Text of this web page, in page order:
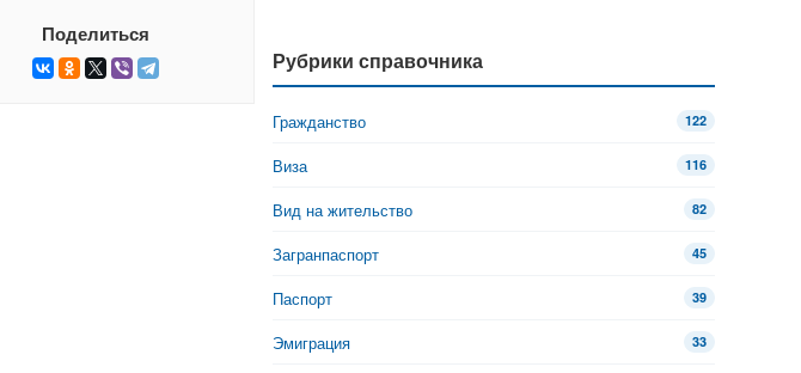
Поделиться
Рубрики справочника
Гражданство 122
Виза 116
Вид на жительство 82
Загранпаспорт 45
Паспорт 39
Эмиграция 33